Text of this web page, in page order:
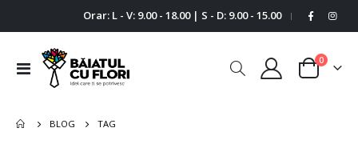
Orar: L - V: 9.00 - 18.00 | S - D: 9.00 - 15.00 |
Comutare
Cart
0
BLOG TAG